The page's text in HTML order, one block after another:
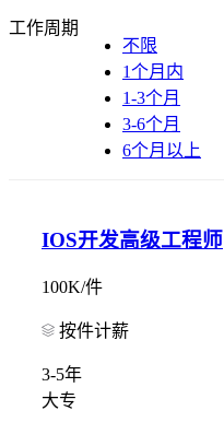
工作周期
不限
1个月内
1-3个月
3-6个月
6个月以上
IOS开发高级工程师
100K/件
按件计薪
3-5年
大专